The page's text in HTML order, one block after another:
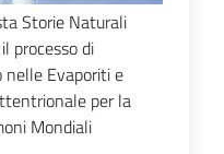
Storie Naturali
processo di
nelle Evaporiti e
per la
Mondiali